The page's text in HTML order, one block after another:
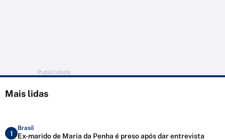
Publicidade
Mais lidas
1
Brasil
Ex-marido de Maria da Penha é preso após dar entrevista